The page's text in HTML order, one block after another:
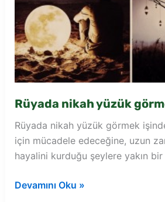
Rüyada nikah yüzük
Rüyada nikah yüzük görmek
için mücadele edeceğine, uzun
hayalini kurduğu şeylere yakın bir
Rüyada
Devamını Oku »